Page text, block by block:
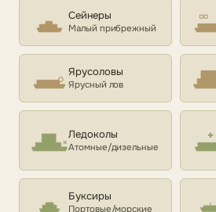
Сейнеры
Малый прибрежный
Ярусоловы
Ярусный лов
Ледоколы
Атомные/дизельные
Буксиры
Портовые/морские